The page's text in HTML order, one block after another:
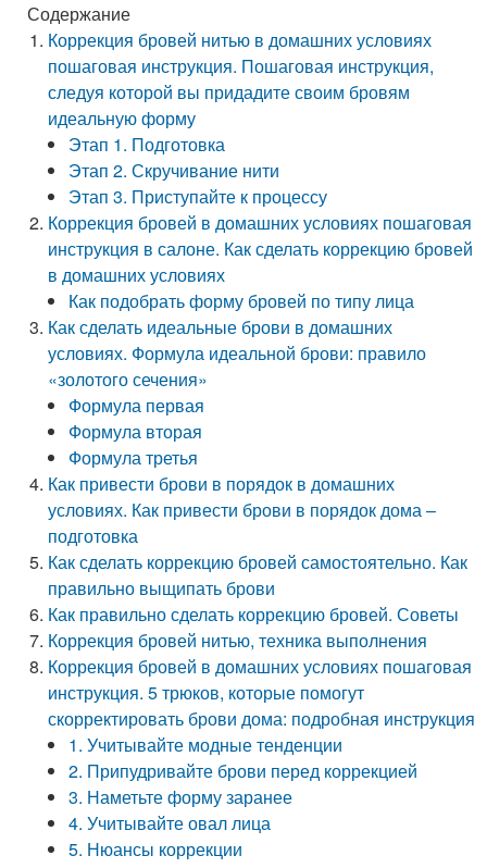
Содержание
Коррекция бровей нитью в домашних условиях
пошаговая инструкция. Пошаговая инструкция,
следуя которой вы придадите своим бровям
идеальную форму
Этап 1. Подготовка
Этап 2. Скручивание нити
Этап 3. Приступайте к процессу
Коррекция бровей в домашних условиях пошаговая
инструкция в салоне. Как сделать коррекцию бровей
в домашних условиях
Как подобрать форму бровей по типу лица
Как сделать идеальные брови в домашних
условиях. Формула идеальной брови: правило
«золотого сечения»
Формула первая
Формула вторая
Формула третья
Как привести брови в порядок в домашних
условиях. Как привести брови в порядок дома –
подготовка
Как сделать коррекцию бровей самостоятельно. Как
правильно выщипать брови
Как правильно сделать коррекцию бровей. Советы
Коррекция бровей нитью, техника выполнения
Коррекция бровей в домашних условиях пошаговая
инструкция. 5 трюков, которые помогут
скорректировать брови дома: подробная инструкция
1. Учитывайте модные тенденции
2. Припудривайте брови перед коррекцией
3. Наметьте форму заранее
4. Учитывайте овал лица
5. Нюансы коррекции